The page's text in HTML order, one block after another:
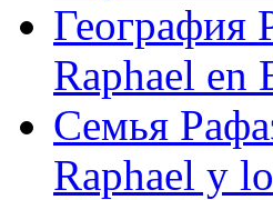
География
Raphael en
Семья
Raphael y